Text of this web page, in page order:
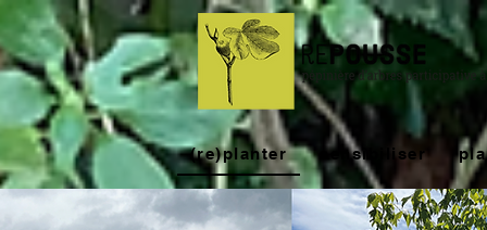
(re)planter sensibiliser